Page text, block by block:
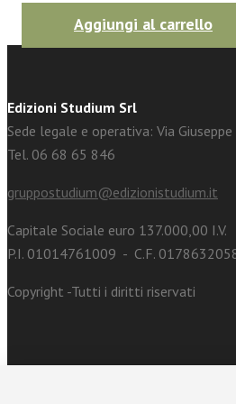
Aggiungi al carrello
Edizioni Studium Srl
Sede legale e operativa: Via
Tel. 06 68 65 846
gruppostudium@edizionistudium.it
Capitale Sociale euro 137.000,00 I.V.
P.I. 01014761009 - C.F.
Copyright -Tutti i diritti riservati